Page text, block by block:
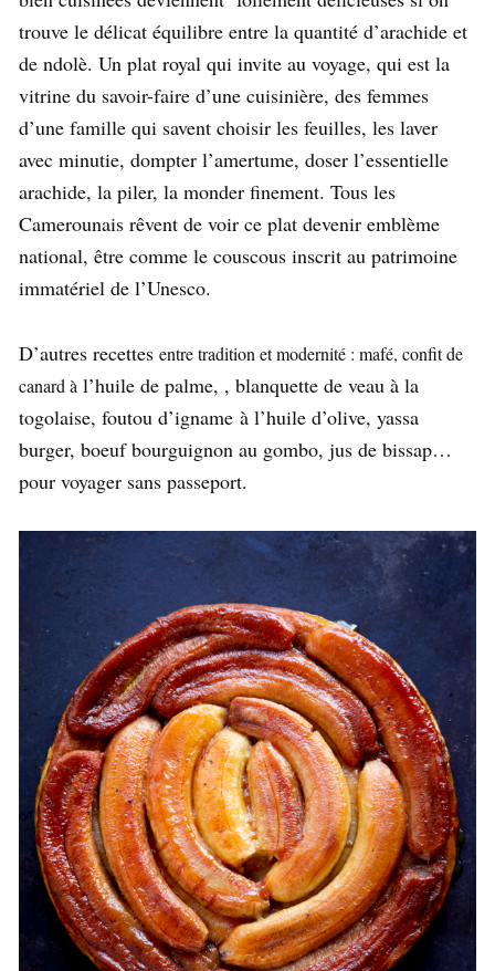
trouve le délicat équilibre entre la quantité d’arachide et
de ndolè. Un plat royal qui invite au voyage, qui est la
vitrine du savoir-faire d’une cuisinière, des femmes
d’une famille qui savent choisir les feuilles, les laver
avec minutie, dompter l’amertume, doser l’essentielle
arachide, la piler, la monder finement. Tous les
Camerounais rêvent de voir ce plat devenir emblème
national, être comme le couscous inscrit au patrimoine
immatériel de l’Unesco.
D’autres recettes entre tradition et modernité : mafé, confit de
canard à l’huile de palme, , blanquette de veau à la
togolaise, foutou d’igname à l’huile d’olive, yassa
burger, boeuf bourguignon au gombo, jus de bissap…
pour voyager sans passeport.